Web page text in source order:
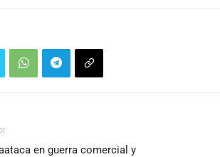
en guerra comercial y